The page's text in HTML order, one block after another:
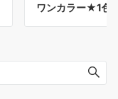
ワンカラー★1色